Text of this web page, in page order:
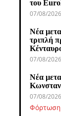
του
07/08/
Νέα
τριπλή
07/08/
Νέα
07/08/
Φόρτωση